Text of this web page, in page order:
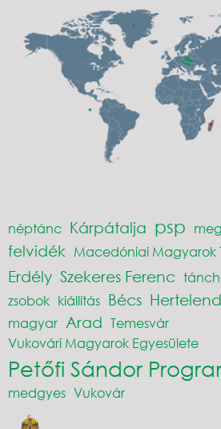
néptánc Kárpátalja psp
felvidék Macedóniai Magyarok
Erdély Szekeres Ferenc
zsobok kiállítás Bécs
magyar Arad Temesvár
Vukovári Magyarok Egyesülete
Petőfi Sándor
medgyes Vukovár